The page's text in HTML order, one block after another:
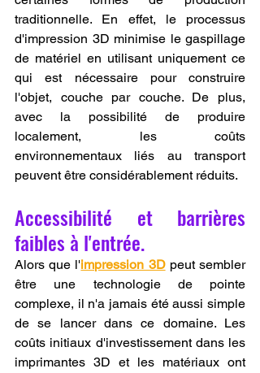
traditionnelle. En effet, le processus
d'impression 3D minimise le gaspillage
de matériel en utilisant uniquement ce
qui est nécessaire pour construire
l'objet, couche par couche. De plus,
avec la possibilité de produire
localement, les coûts
environnementaux liés au transport
peuvent être considérablement réduits.
Accessibilité et barrières
faibles à l'entrée.
Alors que l'impression 3D peut sembler
être une technologie de pointe
complexe, il n'a jamais été aussi simple
de se lancer dans ce domaine. Les
coûts initiaux d'investissement dans les
imprimantes 3D et les matériaux ont